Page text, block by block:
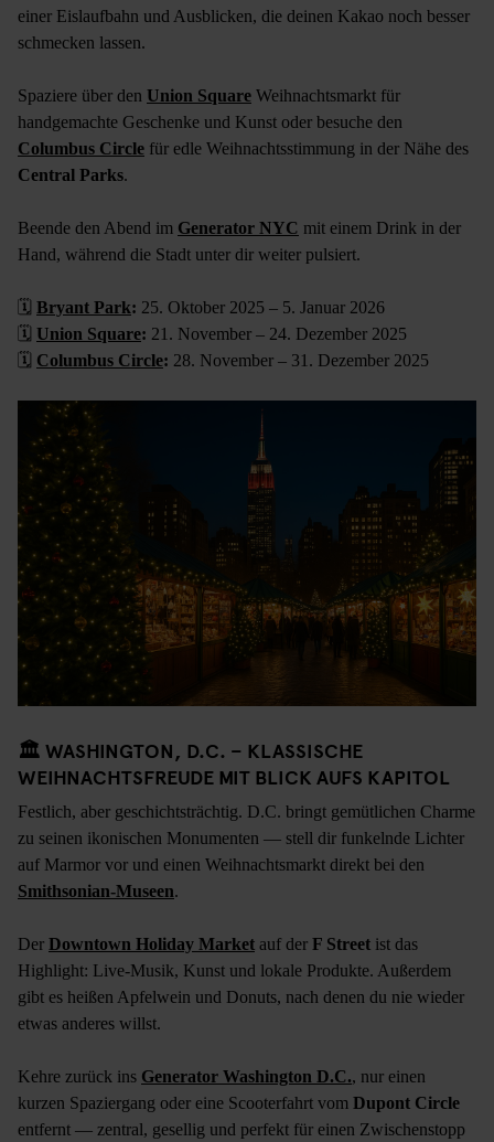
einer Eislaufbahn und Ausblicken, die deinen Kakao noch besser
schmecken lassen.
Spaziere über den Union Square Weihnachtsmarkt für
handgemachte Geschenke und Kunst oder besuche den
Columbus Circle für edle Weihnachtsstimmung in der Nähe des
Central Parks.
Beende den Abend im Generator NYC mit einem Drink in der
Hand, während die Stadt unter dir weiter pulsiert.
🗓 Bryant Park: 25. Oktober 2025 – 5. Januar 2026
🗓 Union Square: 21. November – 24. Dezember 2025
🗓 Columbus Circle: 28. November – 31. Dezember 2025
🏛 WASHINGTON, D.C. – KLASSISCHE
WEIHNACHTSFREUDE MIT BLICK AUFS KAPITOL
Festlich, aber geschichtsträchtig. D.C. bringt gemütlichen Charme
zu seinen ikonischen Monumenten — stell dir funkelnde Lichter
auf Marmor vor und einen Weihnachtsmarkt direkt bei den
Smithsonian-Museen.
Der Downtown Holiday Market auf der F Street ist das
Highlight: Live-Musik, Kunst und lokale Produkte. Außerdem
gibt es heißen Apfelwein und Donuts, nach denen du nie wieder
etwas anderes willst.
Kehre zurück ins Generator Washington D.C., nur einen
kurzen Spaziergang oder eine Scooterfahrt vom Dupont Circle
entfernt — zentral, gesellig und perfekt für einen Zwischenstopp